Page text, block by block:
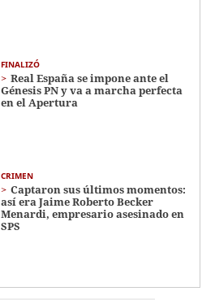
FINALIZÓ
Real España se impone ante el
Génesis PN y va a marcha perfecta
en el Apertura
CRIMEN
Captaron sus últimos momentos:
así era Jaime Roberto Becker
Menardi​​​, empresario asesinado en
SPS